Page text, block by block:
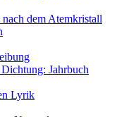
dem Atemkristall
Jahrbuch
Lyrik